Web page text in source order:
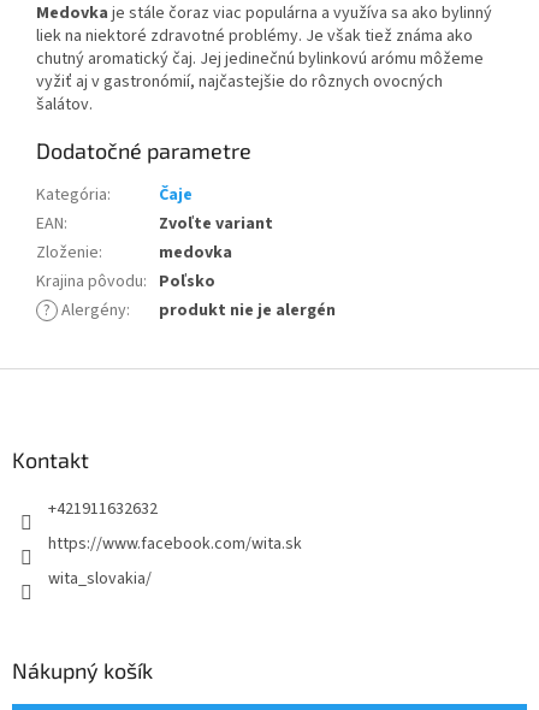
Medovka je stále čoraz viac populárna a využíva sa ako bylinný
liek na niektoré zdravotné problémy. Je však tiež známa ako
chutný aromatický čaj. Jej jedinečnú bylinkovú arómu môžeme
vyžiť aj v gastronómií, najčastejšie do rôznych ovocných
šalátov.
Dodatočné parametre
Kategória:
Čaje
EAN:
Zvoľte variant
Zloženie:
medovka
Krajina pôvodu: Poľsko
? Alergény: produkt nie je alergén
Kontakt
+421911632632
https://www.facebook.com/wita.sk
wita_slovakia/
Nákupný košík